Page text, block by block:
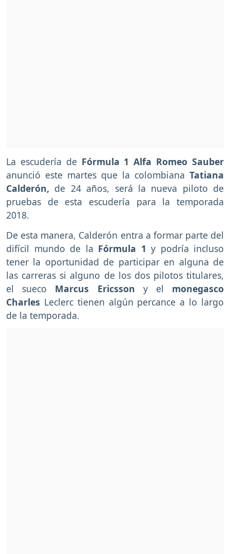
La escudería de Fórmula 1 Alfa Romeo Sauber
anunció este martes que la colombiana Tatiana
Calderón, de 24 años, será la nueva piloto de
pruebas de esta escudería para la temporada
2018.
De esta manera, Calderón entra a formar parte del
difícil mundo de la Fórmula 1 y podría incluso
tener la oportunidad de participar en alguna de
las carreras si alguno de los dos pilotos titulares,
el sueco Marcus Ericsson y el monegasco
Charles Leclerc tienen algún percance a lo largo
de la temporada.